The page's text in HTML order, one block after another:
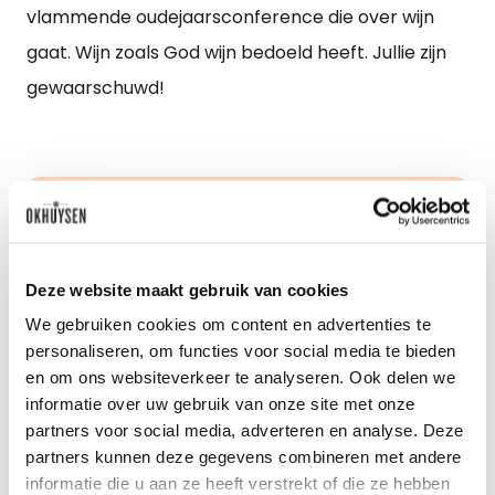
Deze website maakt gebruik van cookies
We gebruiken cookies om content en advertenties te
personaliseren, om functies voor social media te bieden
en om ons websiteverkeer te analyseren. Ook delen we
informatie over uw gebruik van onze site met onze
partners voor social media, adverteren en analyse. Deze
partners kunnen deze gegevens combineren met andere
informatie die u aan ze heeft verstrekt of die ze hebben
vlammende oudejaarsconference die over wijn
gaat. Wijn zoals God wijn bedoeld heeft. Jullie zijn
gewaarschuwd!